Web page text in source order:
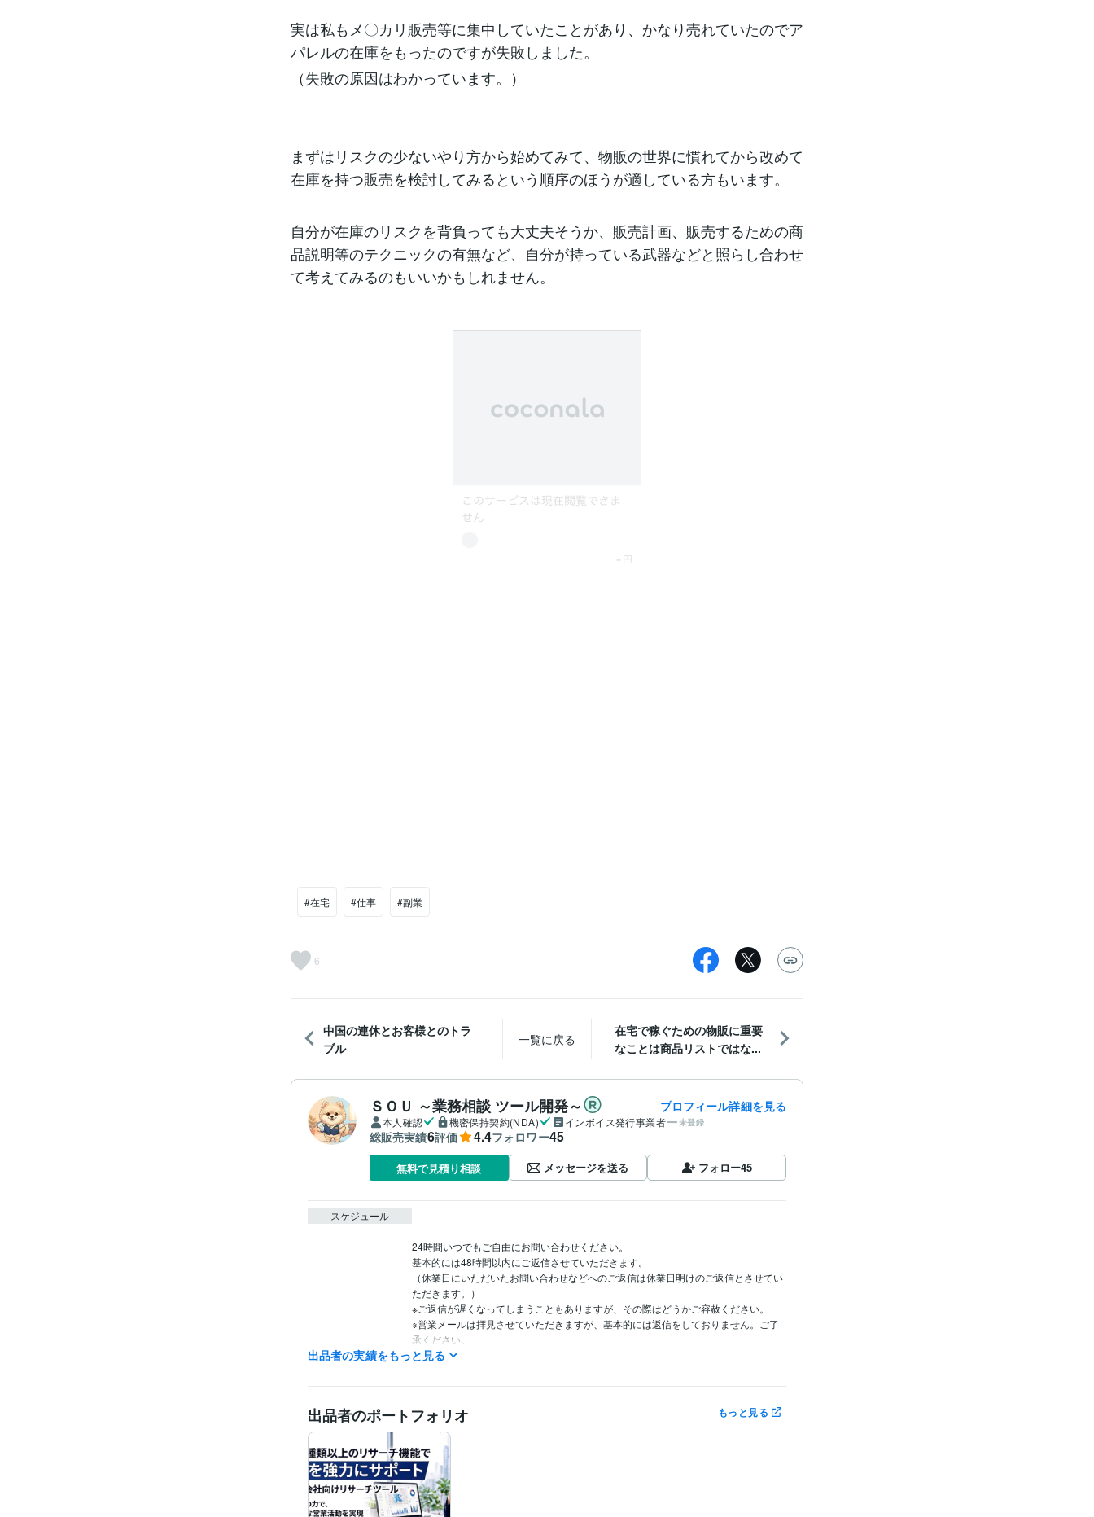
実は私もメ〇カリ販売等に集中していたことがあり、かなり売れていたのでア
パレルの在庫をもったのですが失敗しました。
（失敗の原因はわかっています。）
まずはリスクの少ないやり方から始めてみて、物販の世界に慣れてから改めて
在庫を持つ販売を検討してみるという順序のほうが適している方もいます。
自分が在庫のリスクを背負っても大丈夫そうか、販売計画、販売するための商
品説明等のテクニックの有無など、自分が持っている武器などと照らし合わせ
て考えてみるのもいいかもしれません。
#在宅 #仕事 #副業
6
中国の連休とお客様とのトラ
ブル
一覧に戻る
在宅で稼ぐための物販に重要
なことは商品リストではな...
ＳＯＵ ～業務相談 ツール開発～ プロフィール詳細を見る
本人確認 機密保持契約(NDA) インボイス発行事業者 未登録
総販売実績6評価 4.4フォロワー45
無料で見積り相談 メッセージを送る フォロー45
スケジュール
24時間いつでもご自由にお問い合わせください。
基本的には48時間以内にご返信させていただきます。
（休業日にいただいたお問い合わせなどへのご返信は休業日明けのご返信とさせてい
ただきます。）
※ご返信が遅くなってしまうこともありますが、その際はどうかご容赦ください。
※営業メールは拝見させていただきますが、基本的には返信をしておりません。ご了
承ください。
経験職種 Webサービス・制作 / ECサイト運営・ECコンサルタント
資格・検定 宅地建物取引士
宅地建物取引士（旧 宅地建物取引主任者）
プログラミング言
語・フレームワーク
HTML:15年
ビジネス・クリエイ ペライチ:2年
出品者の実績をもっと見る
出品者のポートフォリオ もっと見る